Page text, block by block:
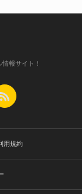
報サイト！
用規約